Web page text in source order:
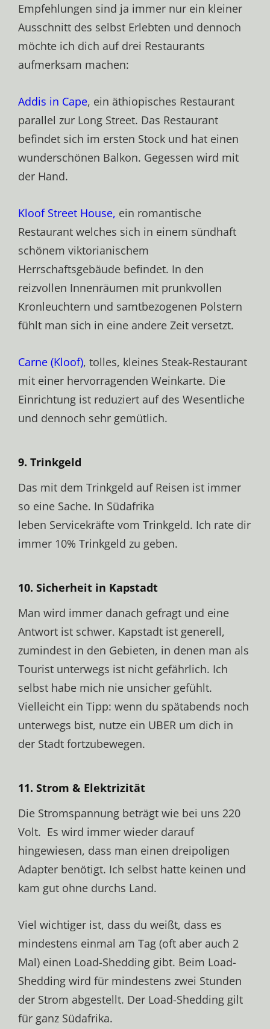
Empfehlungen sind ja immer nur ein kleiner
Ausschnitt des selbst Erlebten und dennoch
möchte ich dich auf drei Restaurants
aufmerksam machen:
Addis in Cape, ein äthiopisches Restaurant
parallel zur Long Street. Das Restaurant
befindet sich im ersten Stock und hat einen
wunderschönen Balkon. Gegessen wird mit
der Hand.
Kloof Street House, ein romantische
Restaurant welches sich in einem sündhaft
schönem viktorianischem
Herrschaftsgebäude befindet. In den
reizvollen Innenräumen mit prunkvollen
Kronleuchtern und samtbezogenen Polstern
fühlt man sich in eine andere Zeit versetzt.
Carne (Kloof), tolles, kleines Steak-Restaurant
mit einer hervorragenden Weinkarte. Die
Einrichtung ist reduziert auf des Wesentliche
und dennoch sehr gemütlich.
9. Trinkgeld
Das mit dem Trinkgeld auf Reisen ist immer
so eine Sache. In Südafrika
leben Servicekräfte vom Trinkgeld. Ich rate dir
immer 10% Trinkgeld zu geben.
10. Sicherheit in Kapstadt
Man wird immer danach gefragt und eine
Antwort ist schwer. Kapstadt ist generell,
zumindest in den Gebieten, in denen man als
Tourist unterwegs ist nicht gefährlich. Ich
selbst habe mich nie unsicher gefühlt.
Vielleicht ein Tipp: wenn du spätabends noch
unterwegs bist, nutze ein UBER um dich in
der Stadt fortzubewegen.
11. Strom & Elektrizität
Die Stromspannung beträgt wie bei uns 220
Volt. Es wird immer wieder darauf
hingewiesen, dass man einen dreipoligen
Adapter benötigt. Ich selbst hatte keinen und
kam gut ohne durchs Land.
Viel wichtiger ist, dass du weißt, dass es
mindestens einmal am Tag (oft aber auch 2
Mal) einen Load-Shedding gibt. Beim Load-
Shedding wird für mindestens zwei Stunden
der Strom abgestellt. Der Load-Shedding gilt
für ganz Südafrika.